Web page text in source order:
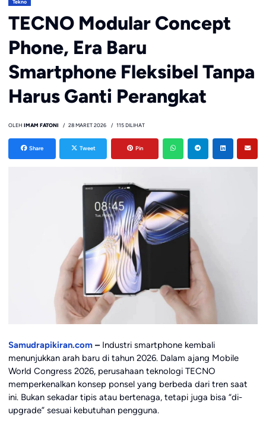
Tekno
TECNO Modular Concept
Phone, Era Baru
Smartphone Fleksibel Tanpa
Harus Ganti Perangkat
OLEH IMAM FATONI 28 MARET 2026 115 DILIHAT
Share Tweet Pin
Samudrapikiran.com– Industri smartphone kembali
menunjukkan arah baru di tahun 2026. Dalam ajang Mobile
World Congress 2026, perusahaan teknologi TECNO
memperkenalkan konsep ponsel yang berbeda dari tren saat
ini. Bukan sekadar tipis atau bertenaga, tetapi juga bisa “di-
upgrade” sesuai kebutuhan pengguna.